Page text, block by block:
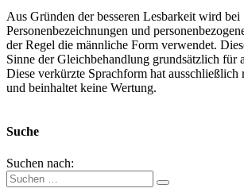
Aus Gründen der besseren Lesbarkeit wird bei
Personenbezeichnungen und
der Regel die männliche Form verwendet.
Sinne der Gleichbehandlung grundsätzlich für
Diese verkürzte Sprachform hat ausschließlich
und beinhaltet keine Wertung.
Suche
Suchen nach: